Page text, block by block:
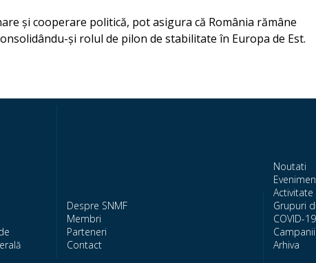
și cooperare politică, pot asigura că România rămâne
și rolul de pilon de stabilitate în Europa de Est.
Despre SNMF
Membri
Parteneri
Contact
Noutati
Grupuri
COVID-19
Arhiva